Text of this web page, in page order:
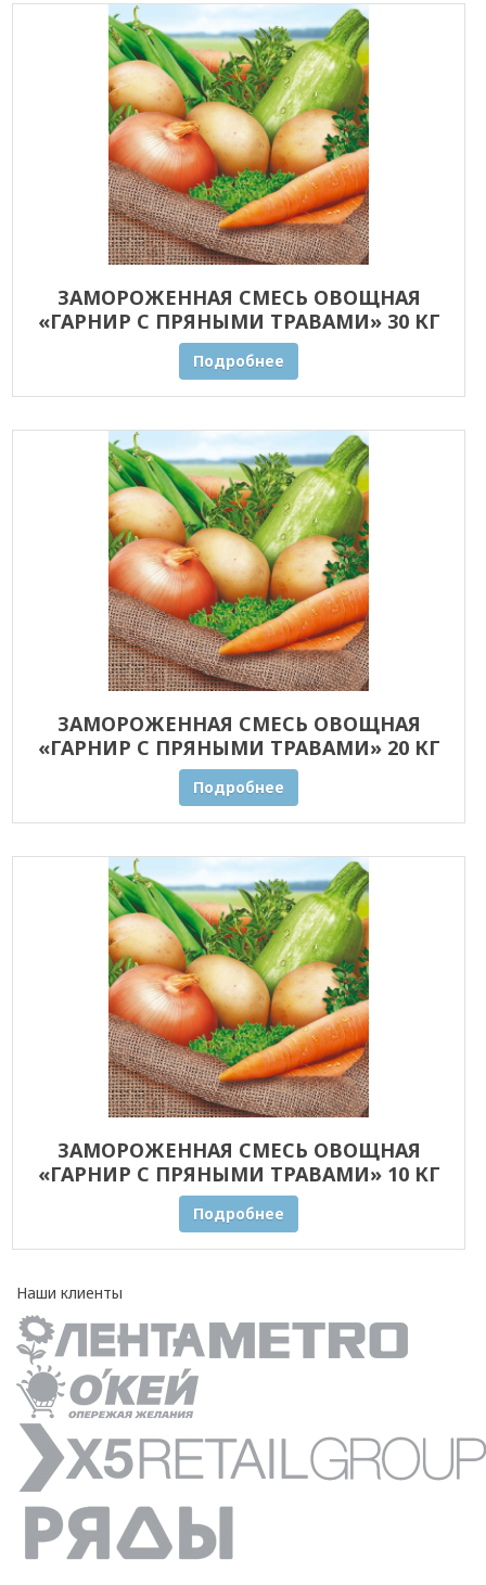
ЗАМОРОЖЕННАЯ СМЕСЬ ОВОЩНАЯ
«ГАРНИР С ПРЯНЫМИ ТРАВАМИ» 30 КГ
ОПТОМ
Подробнее
ЗАМОРОЖЕННАЯ СМЕСЬ ОВОЩНАЯ
«ГАРНИР С ПРЯНЫМИ ТРАВАМИ» 20 КГ
ОПТОМ
Подробнее
ЗАМОРОЖЕННАЯ СМЕСЬ ОВОЩНАЯ
«ГАРНИР С ПРЯНЫМИ ТРАВАМИ» 10 КГ
ОПТОМ
Подробнее
Наши клиенты